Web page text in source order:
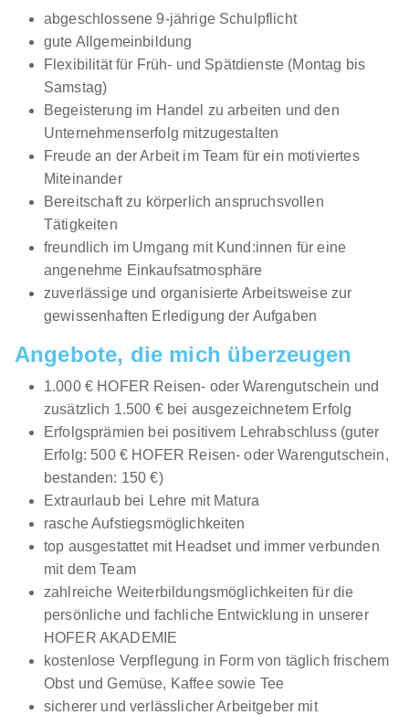
abgeschlossene 9-jährige Schulpflicht
gute Allgemeinbildung
Flexibilität für Früh- und Spätdienste (Montag bis
Samstag)
Begeisterung im Handel zu arbeiten und den
Unternehmenserfolg mitzugestalten
Freude an der Arbeit im Team für ein motiviertes
Miteinander
Bereitschaft zu körperlich anspruchsvollen
Tätigkeiten
freundlich im Umgang mit Kund:innen für eine
angenehme Einkaufsatmosphäre
zuverlässige und organisierte Arbeitsweise zur
gewissenhaften Erledigung der Aufgaben
Angebote, die mich überzeugen
1.000 € HOFER Reisen- oder Warengutschein und
zusätzlich 1.500 € bei ausgezeichnetem Erfolg
Erfolgsprämien bei positivem Lehrabschluss (guter
Erfolg: 500 € HOFER Reisen- oder Warengutschein,
bestanden: 150 €)
Extraurlaub bei Lehre mit Matura
rasche Aufstiegsmöglichkeiten
top ausgestattet mit Headset und immer verbunden
mit dem Team
zahlreiche Weiterbildungsmöglichkeiten für die
persönliche und fachliche Entwicklung in unserer
HOFER AKADEMIE
kostenlose Verpflegung in Form von täglich frischem
Obst und Gemüse, Kaffee sowie Tee
sicherer und verlässlicher Arbeitgeber mit